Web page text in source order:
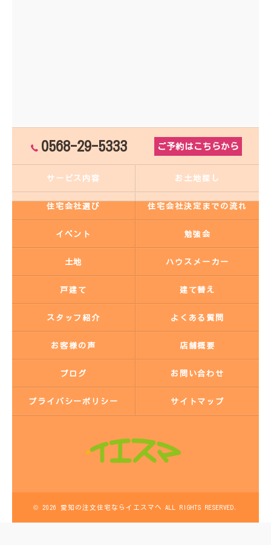
0568-29-5333 ご予約はこちらから
サービス内容 お土地探し
住宅会社選び 住宅会社決定までの流れ
イベント 勉強会
土地 ハウスメーカー
戸建て 建て替え
スタッフ紹介 よくある質問
お客様の声 店舗概要
ブログ お問い合わせ
プライバシーポリシー サイトマップ
© 2026 愛知の注文住宅ならイエスマへ ALL RIGHTS RESERVED.